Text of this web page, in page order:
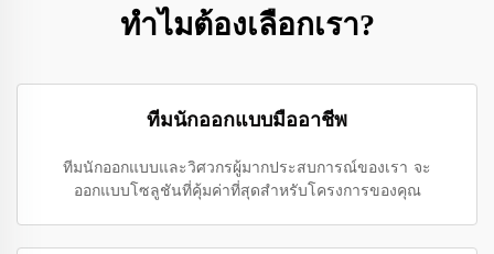
ทำไมต้องเลือกเรา?
ทีมนักออกแบบมืออาชีพ
ทีมนักออกแบบและวิศวกรผู้มากประสบการณ์ของเรา จะ
ออกแบบโซลูชันที่คุ้มค่าที่สุดสำหรับโครงการของคุณ